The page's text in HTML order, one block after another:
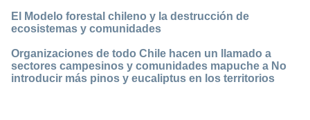
El Modelo forestal chileno y la destrucción de
ecosistemas y comunidades
Organizaciones de todo Chile hacen un llamado a
sectores campesinos y comunidades mapuche a No
introducir más pinos y eucaliptus en los territorios